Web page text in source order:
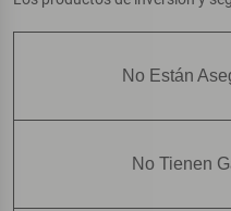
No Están
No Tienen